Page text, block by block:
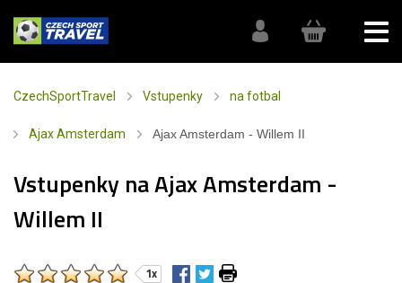
CzechSportTravel Vstupenky na fotbal
Ajax Amsterdam Ajax Amsterdam - Willem II
Vstupenky na Ajax Amsterdam -
Willem II
1x